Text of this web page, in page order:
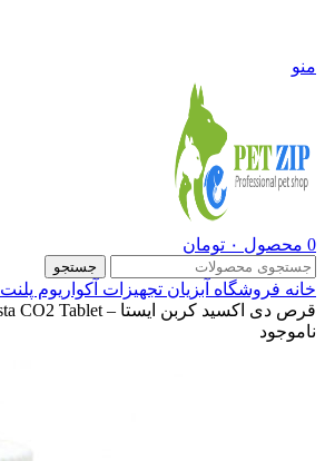
منو
0 محصول ۰ تومان
جستجو
خانه فروشگاه آبزیان تجهیزات آکواریوم پلنت
قرص دی اکسید کربن ایستا – Ista CO2 Tablet
ناموجود